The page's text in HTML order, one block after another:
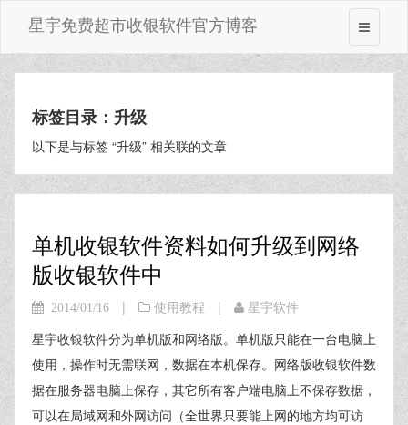
星宇免费超市收银软件官方博客
标签目录：升级
以下是与标签 “升级” 相关联的文章
单机收银软件资料如何升级到网络
版收银软件中
2014/01/16 | 使用教程 | 星宇软件
星宇收银软件分为单机版和网络版。单机版只能在一台电脑上
使用，操作时无需联网，数据在本机保存。网络版收银软件数
据在服务器电脑上保存，其它所有客户端电脑上不保存数据，
可以在局域网和外网访问（全世界只要能上网的地方均可访